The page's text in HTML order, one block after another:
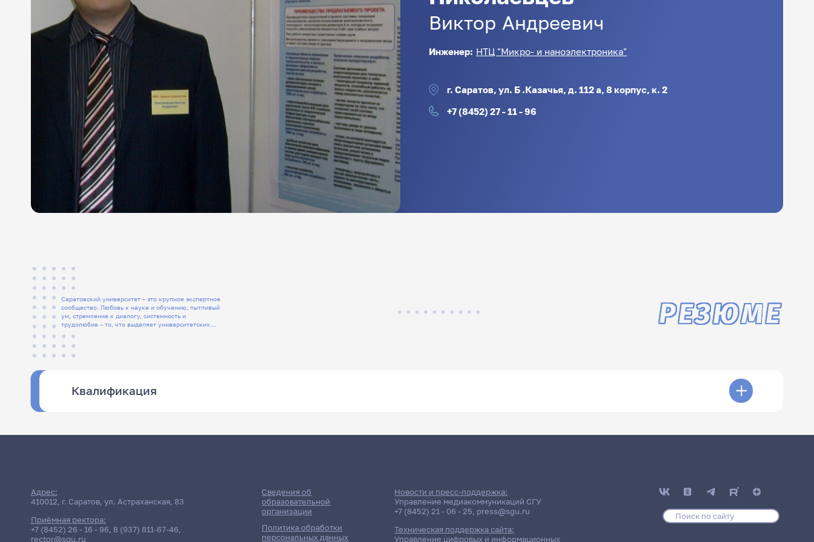
Виктор Андреевич
Инженер: НТЦ "Микро- и наноэлектроника"
г. Саратов, ул. Б .Казачья, д. 112 а, 8 корпус, к. 2
+7 (8452) 27 - 11 - 96
Саратовский университет – это крупное экспертное
сообщество. Любовь к науке и обучению, пытливый
ум, стремление к диалогу, системность и
трудолюбие – то, что выделяет университетских
РЕЗЮМЕ
Квалификация
Адрес:
410012, г. Саратов, ул. Астраханская, 83
Приёмная ректора:
+7 (8452) 26 - 16 - 96, 8 (937) 811-67-46,
rector@sgu.ru
Сведения об
образовательной
организации
Политика обработки
персональных данных
Новости и пресс-поддержка:
Управление медиакоммуникаций СГУ
+7 (8452) 21 - 06 - 25, press@sgu.ru
Техническая поддержка сайта:
Управление цифровых и информационных